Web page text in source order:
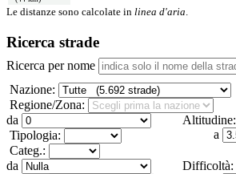
Le distanze sono calcolate in linea d'aria.
Ricerca strade
Ricerca per nome
Nazione:
Regione/Zona:
Altitudine:
da
a
Tipologia:
Categ.:
Difficoltà:
da